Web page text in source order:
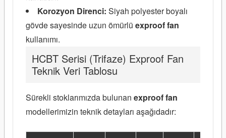
Korozyon Direnci: Siyah polyester boyalı
gövde sayesinde uzun ömürlü exproof fan
kullanımı.
HCBT Serisi (Trifaze) Exproof Fan
Teknik Veri Tablosu
Sürekli stoklarımızda bulunan exproof fan
modellerimizin teknik detayları aşağıdadır: